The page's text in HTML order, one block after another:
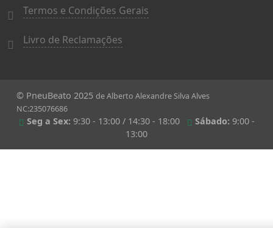
Termos e Condições Gerais
Livro de Reclamações
© PneuBeato 2025 de Alberto Alexandre Silva Alves
NC:235076686
Seg a Sex: 9:30 - 13:00 / 14:30 - 18:00 Sábado: 9:00 -
13:00